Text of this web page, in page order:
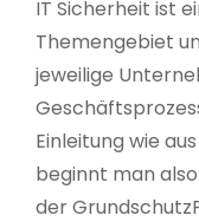
IT Sicherheit ist
Themengebiet
jeweilige
Einleitung wie
beginnt man
der